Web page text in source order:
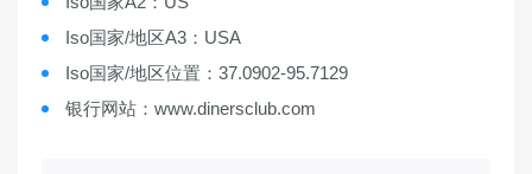
Iso国家/地区A3：USA
Iso国家/地区位置：37.0902-95.7129
银行网站：www.dinersclub.com